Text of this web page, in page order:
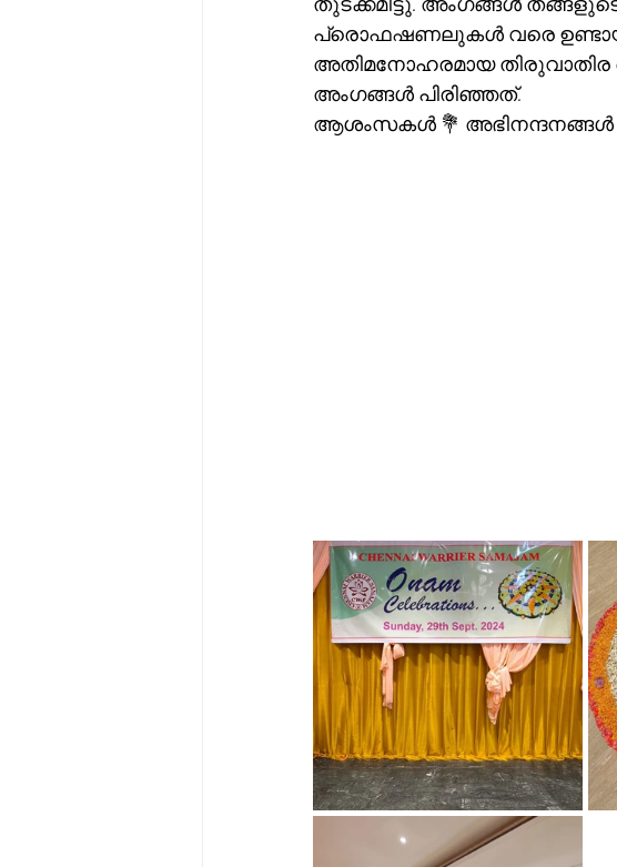
തുടക്കമിട്ടു. അംഗങ്ങൾ
പ്രൊഫഷണലുകൾ വരെ
അതിമനോഹരമായ
അംഗങ്ങൾ പിരിഞ്ഞത്.
ആശംസകൾ 💐 അഭിനന്ദനങ്ങൾ